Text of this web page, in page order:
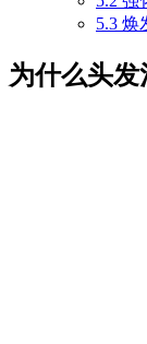
5.3 焕
为什么头发